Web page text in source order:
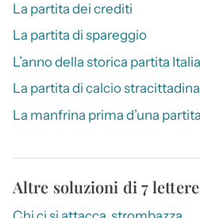
La partita dei crediti
La partita di spareggio
L’anno della storica partita
La partita di calcio stracittadina
La manfrina prima d’una
Altre soluzioni di 7 lettere